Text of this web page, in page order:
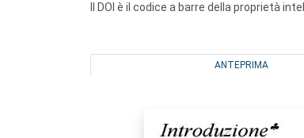
Il DOI è il codice a barre della proprietà
ANTEPRIMA